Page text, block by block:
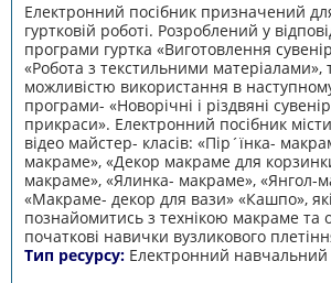
Електронний посібник призначений
гуртковій роботі. Розроблений у
програми гуртка «Виготовлення
«Робота з текстильними
можливістю використання в наступному
програми- «Новорічні і різдвяні
прикраси». Електронний посібник
відео майстер- класів: «Пір´їнка-
макраме», «Декор макраме для
макраме», «Ялинка- макраме», «Янгол-
«Макраме- декор для вази» «Кашпо»,
познайомитись з технікою макраме та
початкові навички вузликового
Тип ресурсу: Електронний навчальний